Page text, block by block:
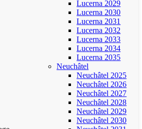
Lucerna 2029
Lucerna 2030
Lucerna 2031
Lucerna 2032
Lucerna 2033
Lucerna 2034
Lucerna 2035
Neuchâtel
Neuchâtel 2025
Neuchâtel 2026
Neuchâtel 2027
Neuchâtel 2028
Neuchâtel 2029
Neuchâtel 2030